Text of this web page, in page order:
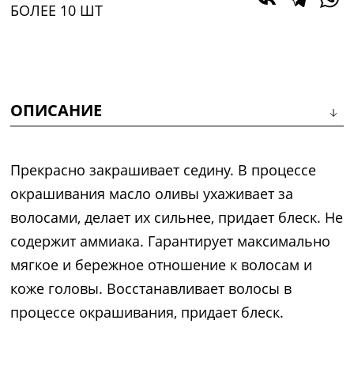
БОЛЕЕ 10 ШТ
ОПИСАНИЕ
Прекрасно закрашивает седину. В процессе
окрашивания масло оливы ухаживает за
волосами, делает их сильнее, придает блеск. Не
содержит аммиака. Гарантирует максимально
мягкое и бережное отношение к волосам и
коже головы. Восстанавливает волосы в
процессе окрашивания, придает блеск.